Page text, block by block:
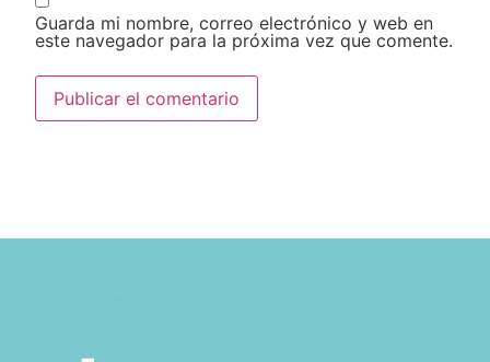
Guarda mi nombre, correo electrónico y web en
este navegador para la próxima vez que comente.